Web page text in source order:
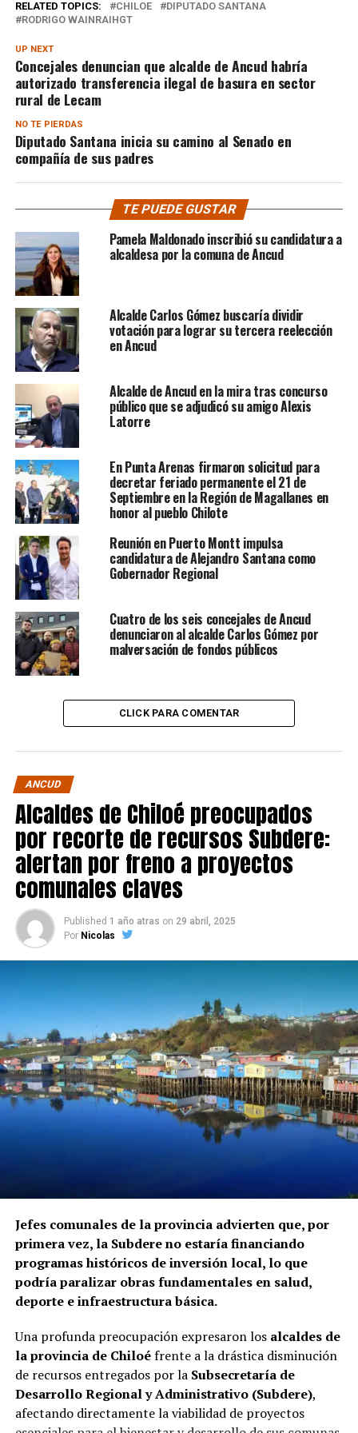
RELATED TOPICS: CHILOE
DIPUTADO SANTANA
RODRIGO WAINRAIHGT
UP NEXT
Concejales denuncian que alcalde de Ancud habría
autorizado transferencia ilegal de basura en sector
rural de Lecam
NO TE PIERDAS
Diputado Santana inicia su camino al Senado en
compañía de sus padres
TE PUEDE GUSTAR
Pamela Maldonado inscribió su candidatura a
alcaldesa por la comuna de Ancud
Alcalde Carlos Gómez buscaría dividir
votación para lograr su tercera reelección
en Ancud
Alcalde de Ancud en la mira tras concurso
público que se adjudicó su amigo Alexis
Latorre
En Punta Arenas firmaron solicitud para
decretar feriado permanente el 21 de
Septiembre en la Región de Magallanes en
honor al pueblo Chilote
Reunión en Puerto Montt impulsa
candidatura de Alejandro Santana como
Gobernador Regional
Cuatro de los seis concejales de Ancud
denunciaron al alcalde Carlos Gómez por
malversación de fondos públicos
CLICK PARA COMENTAR
ANCUD
Alcaldes de Chiloé preocupados
por recorte de recursos Subdere:
alertan por freno a proyectos
comunales claves
Published 1 año atras on 29 abril, 2025
Por Nicolas
Jefes comunales de la provincia advierten que, por
primera vez, la Subdere no estaría financiando
programas históricos de inversión local, lo que
podría paralizar obras fundamentales en salud,
deporte e infraestructura básica.
Una profunda preocupación expresaron los alcaldes de
la provincia de Chiloéfrente a la drástica disminución
de recursos entregados por la Subsecretaría de
Desarrollo Regional y Administrativo (Subdere),
afectando directamente la viabilidad de proyectos